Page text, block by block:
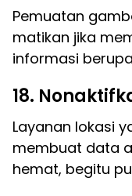
Pemuatan
matikan jika
informasi
18.
Layanan lokasi
membuat data
hemat, begitu